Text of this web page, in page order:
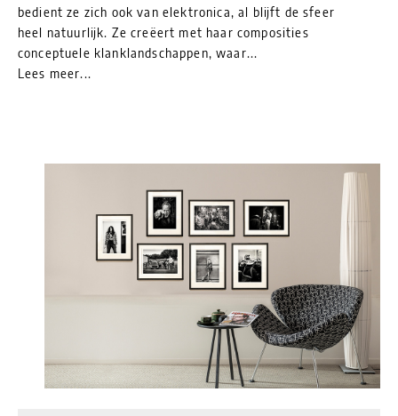
bedient ze zich ook van elektronica, al blijft de sfeer
heel natuurlijk. Ze creëert met haar composities
conceptuele klanklandschappen, waar...
Lees meer...